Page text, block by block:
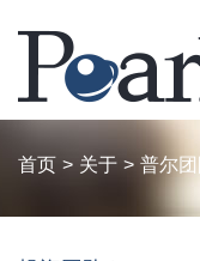
首页 > 关于 > 普尔团